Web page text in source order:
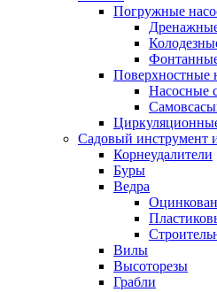
Погружные
Поверхностные
Насосные
Садовый инструмент
Корнеудалители
Буры
Ведра
Вилы
Высоторезы
Грабли